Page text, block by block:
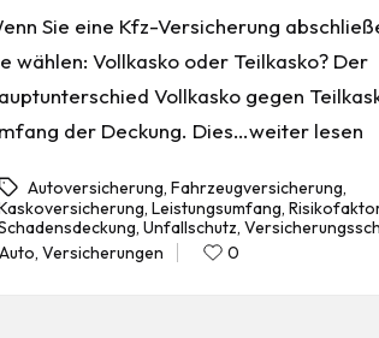
Sie eine Kfz-Versicherung
wählen: Vollkasko oder Teilkasko? Der
Vollkasko gegen
der Deckung. Dies…weiter lesen
Autoversicherung,Fahrzeugversicherung,
,Leistungsumfang,
,Unfallschutz,
, Versicherungen 0